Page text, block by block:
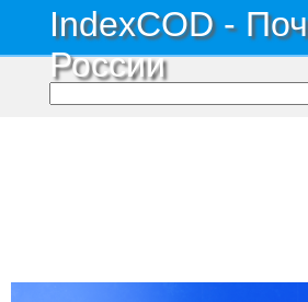
IndexCOD -
России